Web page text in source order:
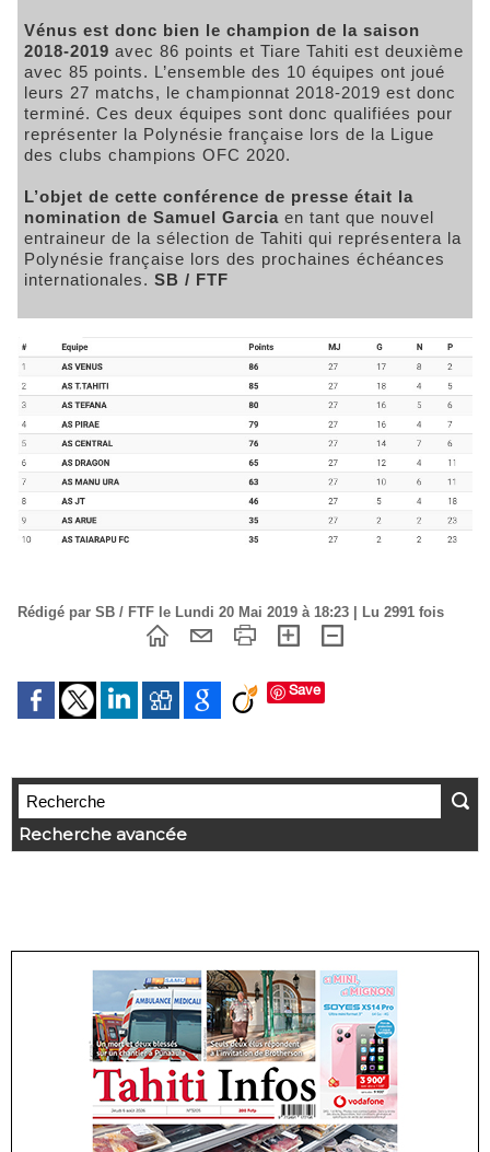
Vénus est donc bien le champion de la saison
2018-2019 avec 86 points et Tiare Tahiti est deuxième
avec 85 points. L’ensemble des 10 équipes ont joué
leurs 27 matchs, le championnat 2018-2019 est donc
terminé. Ces deux équipes sont donc qualifiées pour
représenter la Polynésie française lors de la Ligue
des clubs champions OFC 2020.
L’objet de cette conférence de presse était la
nomination de Samuel Garcia en tant que nouvel
entraineur de la sélection de Tahiti qui représentera la
Polynésie française lors des prochaines échéances
internationales. SB / FTF
Rédigé par SB / FTF le Lundi 20 Mai 2019 à 18:23 | Lu 2991 fois
Save
Recherche avancée